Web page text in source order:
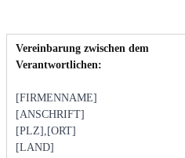
Vereinbarung zwischen dem
Verantwortlichen:
[FIRMENNAME]
[ANSCHRIFT]
[PLZ],[ORT]
[LAND]